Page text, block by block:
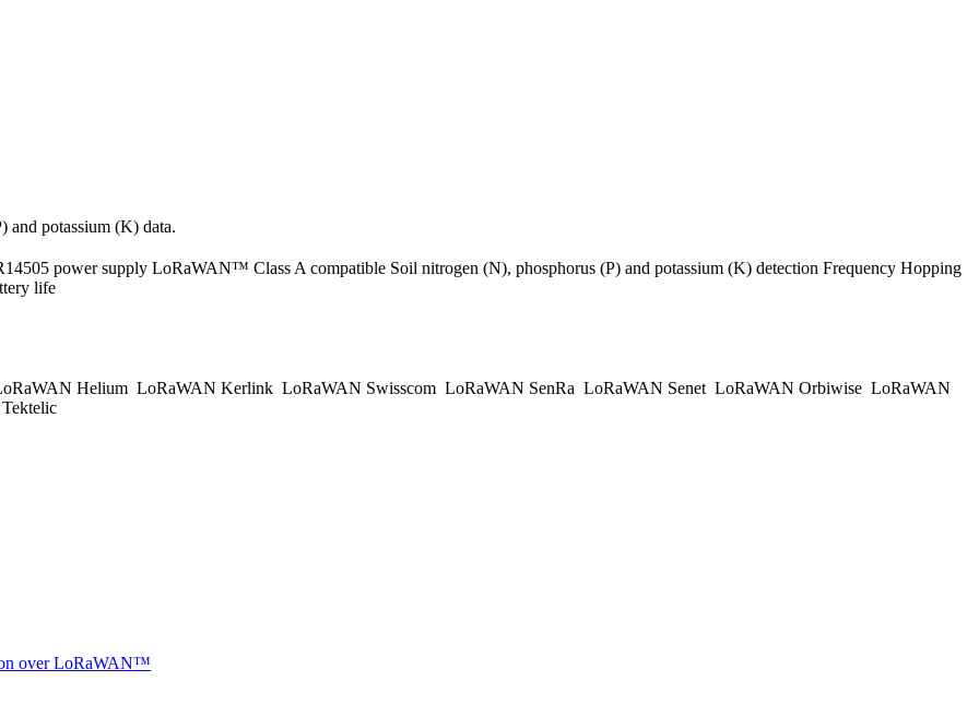
and potassium (K) data.
power supply LoRaWAN™ Class A compatible Soil nitrogen (N), phosphorus (P) and potassium (K) detection Frequency Hopping
life
Helium LoRaWAN Kerlink LoRaWAN Swisscom LoRaWAN SenRa LoRaWAN Senet LoRaWAN Orbiwise LoRaWAN
over LoRaWAN™